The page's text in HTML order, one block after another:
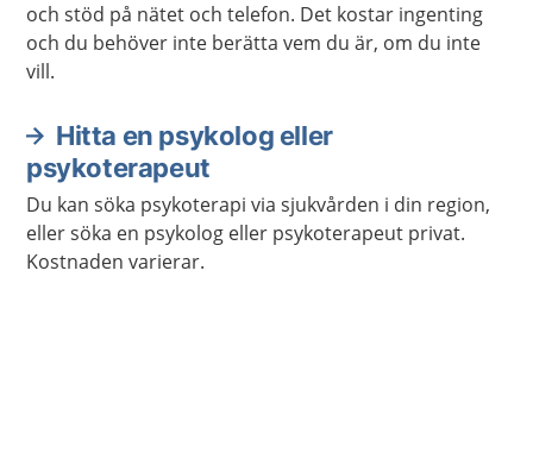
och stöd på nätet och telefon. Det kostar ingenting
och du behöver inte berätta vem du är, om du inte
vill.
Hitta en psykolog eller
psykoterapeut
Du kan söka psykoterapi via sjukvården i din region,
eller söka en psykolog eller psykoterapeut privat.
Kostnaden varierar.